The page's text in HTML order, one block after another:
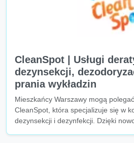
CleanSpot | Usługi
dezynsekcji,
prania wykładzin
Mieszkańcy Warszawy mogą
CleanSpot, która specjalizuje się w
dezynsekcji i dezynfekcji. Dzięki